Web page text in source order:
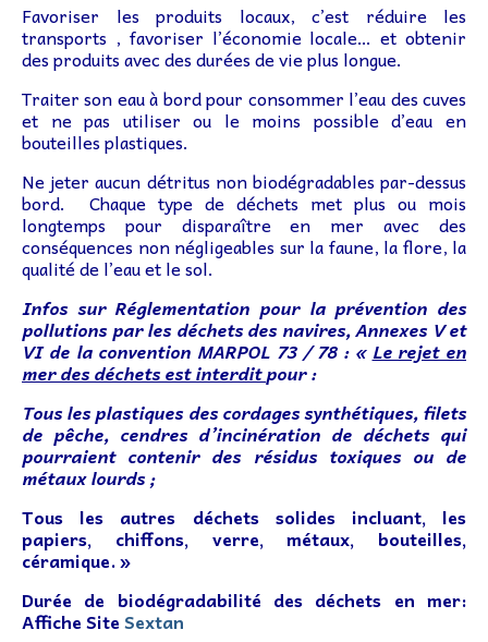
Favoriser les produits locaux, c’est réduire les
transports , favoriser l’économie locale… et obtenir
des produits avec des durées de vie plus longue.
Traiter son eau à bord pour consommer l’eau des cuves
et ne pas utiliser ou le moins possible d’eau en
bouteilles plastiques.
Ne jeter aucun détritus non biodégradables par-dessus
bord. Chaque type de déchets met plus ou mois
longtemps pour disparaître en mer avec des
conséquences non négligeables sur la faune, la flore, la
qualité de l’eau et le sol.
Infos sur Réglementation pour la prévention des
pollutions par les déchets des navires, Annexes V et
VI de la convention MARPOL 73 / 78 : «Le rejet en
mer des déchets est interditpour :
Tous les plastiques des cordages synthétiques, filets
de pêche, cendres d’incinération de déchets qui
pourraient contenir des résidus toxiques ou de
métaux lourds ;
Tous les autres déchets solides incluant, les
papiers, chiffons, verre, métaux, bouteilles,
céramique. »
Durée de biodégradabilité des déchets en mer:
Affiche SiteSextan